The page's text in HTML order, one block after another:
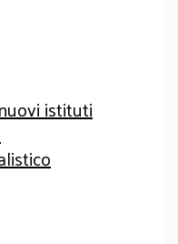
istituti